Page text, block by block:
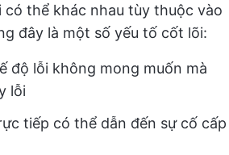
có thể khác nhau tùy thuộc vào
đây là một số yếu tố cốt lõi:
độ lỗi không mong muốn mà
lỗi
tiếp có thể dẫn đến sự cố cấp